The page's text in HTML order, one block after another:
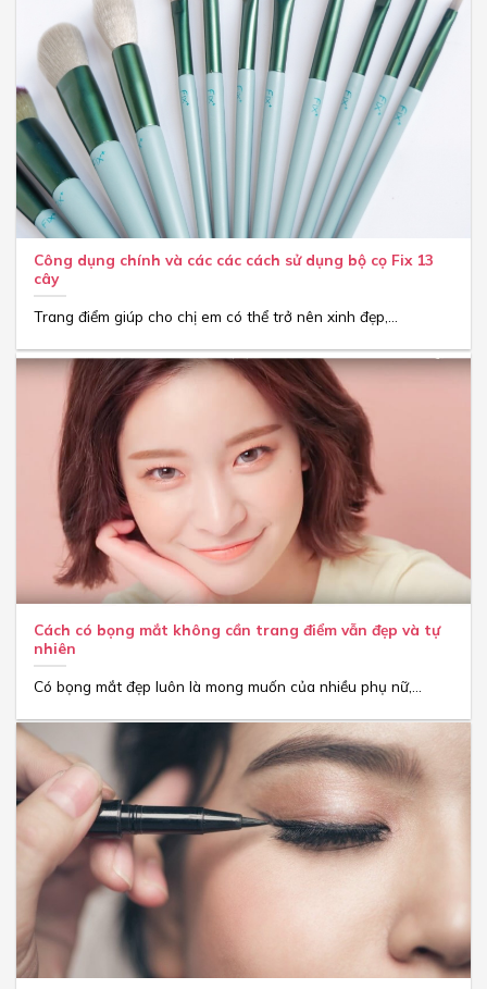
Công dụng chính và các các cách sử dụng bộ cọ Fix 13
cây
Trang điểm giúp cho chị em có thể trở nên xinh đẹp,...
Cách có bọng mắt không cần trang điểm vẫn đẹp và tự
nhiên
Có bọng mắt đẹp luôn là mong muốn của nhiều phụ nữ,...